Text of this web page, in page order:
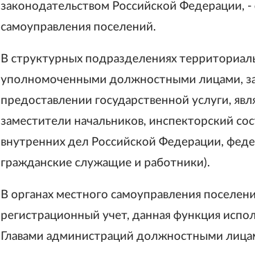
законодательством Российской Федерации, -
самоуправления поселений.
В структурных подразделениях
уполномоченными должностными лицами,
предоставлении государственной услуги,
заместители начальников, инспекторский
внутренних дел Российской Федерации,
гражданские служащие и работники).
В органах местного самоуправления
регистрационный учет, данная функция
Главами администраций должностными